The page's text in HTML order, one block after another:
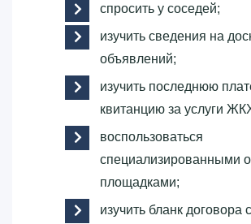
спросить у соседей;
изучить сведения на
объявлений;
изучить последнюю
квитанцию за услуги
воспользоваться
специализированными
площадками;
изучить бланк договора с